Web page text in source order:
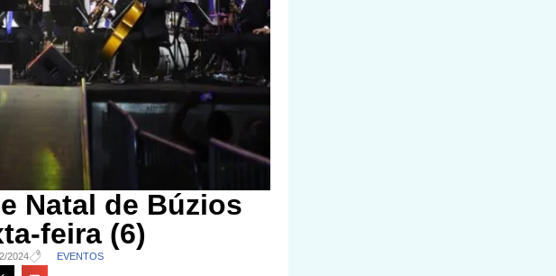
Natal de Búzios
feira (6)
2024 EVENTOS